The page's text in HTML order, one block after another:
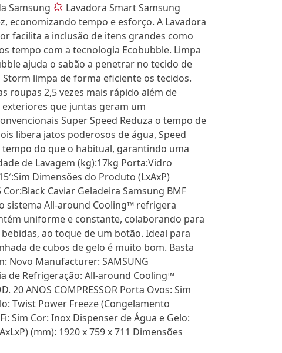
Samsung
Lavadora Smart Samsung
economizando tempo e esforço. A Lavadora
facilita a inclusão de itens grandes como
tempo com a tecnologia Ecobubble. Limpa
ajuda o sabão a penetrar no tecido de
limpa de forma eficiente os tecidos.
roupas 2,5 vezes mais rápido além de
que juntas geram um
Super Speed Reduza o tempo de
libera jatos poderosos de água, Speed
do que o habitual, garantindo uma
de Lavagem (kg):17kg Porta:Vidro
Dimensões do Produto (LxAxP)
Caviar Geladeira Samsung BMF
sistema All-around Cooling™ refrigera
uniforme e constante, colaborando para
ao toque de um botão. Ideal para
de cubos de gelo é muito bom. Basta
Novo Manufacturer: SAMSUNG
de Refrigeração: All-around Cooling™
20 ANOS COMPRESSOR Porta Ovos: Sim
Twist Power Freeze (Congelamento
Sim Cor: Inox Dispenser de Água e Gelo:
(mm): 1920 x 759 x 711 Dimensões